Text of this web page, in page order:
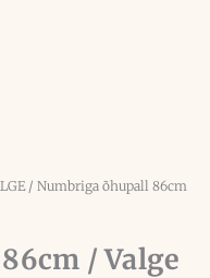
/ Numbriga õhupall 86cm
/ Valge